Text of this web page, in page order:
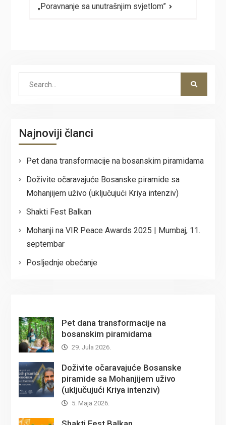
„Poravnanje sa unutrašnjim svjetlom”
Najnoviji članci
Pet dana transformacije na bosanskim piramidama
Doživite očaravajuće Bosanske piramide sa
Mohanjijem uživo (uključujući Kriya intenziv)
Shakti Fest Balkan
Mohanji na VIR Peace Awards 2025 | Mumbaj, 11.
septembar
Posljednje obećanje
Pet dana transformacije na
bosanskim piramidama
29. Jula 2026.
Doživite očaravajuće Bosanske
piramide sa Mohanjijem uživo
(uključujući Kriya intenziv)
5. Maja 2026.